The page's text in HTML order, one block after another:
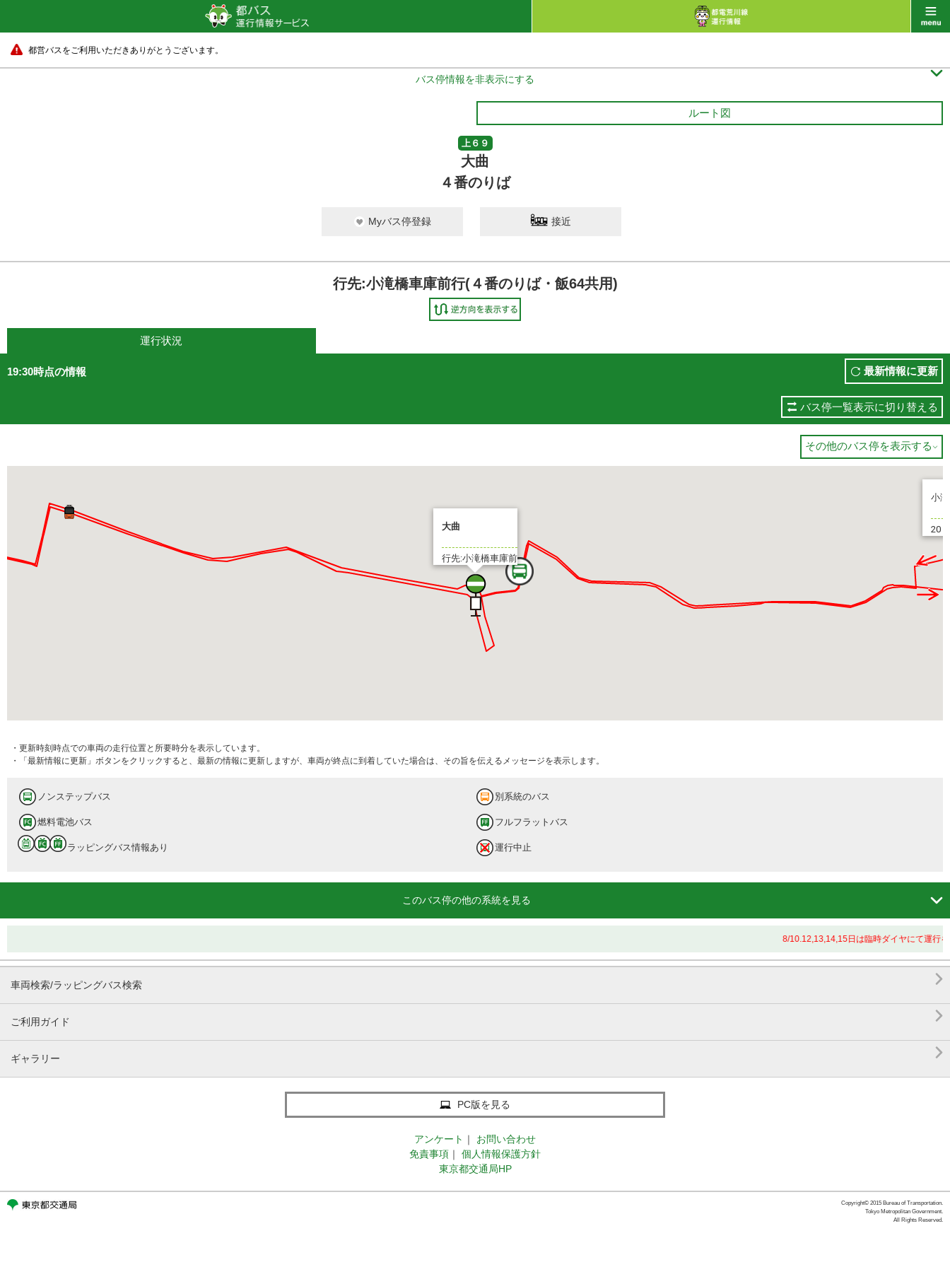
都営バスをご利用いただきありがとうございます。
バス停情報を非表示にする 
ルート図
上６９
大曲
４番のりば
Myバス停登録 接近
行先:小滝橋車庫前行(４番のりば・飯64共用)
運行状況
19:30時点の情報 最新情報に更新
バス停一覧表示に切り替える
その他のバス停を表示する 
大曲
行先:小滝橋車庫前
小
20
・更新時刻時点での車両の走行位置と所要時分を表示しています。
・「最新情報に更新」ボタンをクリックすると、最新の情報に更新しますが、車両が終点に到着していた場合は、その旨を伝えるメッセージを表示します。
ノンステップバス 別系統のバス
燃料電池バス フルフラットバス
ラッピングバス情報あり 運行中止
このバス停の他の系統を見る 
8/10.12,13,14,15日は臨時ダイヤにて運行を
車両検索/ラッピングバス検索 
ご利用ガイド 
ギャラリー 
PC版を見る
アンケート ｜
お問い合わせ
免責事項 ｜
個人情報保護方針
東京都交通局HP
Copyright© 2015 Bureau of Transportation.
Tokyo Metropolitan Government.
All Rights Reserved.